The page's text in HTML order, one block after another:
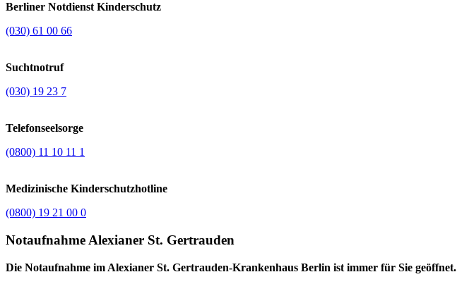
Berliner Notdienst Kinderschutz
(030) 61 00 66
Suchtnotruf
(030) 19 23 7
Telefonseelsorge
(0800) 11 10 11 1
Medizinische Kinderschutzhotline
(0800) 19 21 00 0
Notaufnahme Alexianer St. Gertrauden
Die Notaufnahme im Alexianer St. Gertrauden-Krankenhaus Berlin ist immer für Sie geöffnet.